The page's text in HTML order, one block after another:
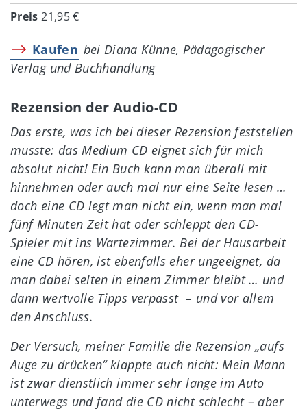
Preis 21,95 €
Kaufen bei Diana Künne, Pädagogischer
Verlag und Buchhandlung
Rezension der Audio-CD
Das erste, was ich bei dieser Rezension feststellen
musste: das Medium CD eignet sich für mich
absolut nicht! Ein Buch kann man überall mit
hinnehmen oder auch mal nur eine Seite lesen …
doch eine CD legt man nicht ein, wenn man mal
fünf Minuten Zeit hat oder schleppt den CD-
Spieler mit ins Wartezimmer. Bei der Hausarbeit
eine CD hören, ist ebenfalls eher ungeeignet, da
man dabei selten in einem Zimmer bleibt … und
dann wertvolle Tipps verpasst – und vor allem
den Anschluss.
Der Versuch, meiner Familie die Rezension „aufs
Auge zu drücken“ klappte auch nicht: Mein Mann
ist zwar dienstlich immer sehr lange im Auto
unterwegs und fand die CD nicht schlecht – aber